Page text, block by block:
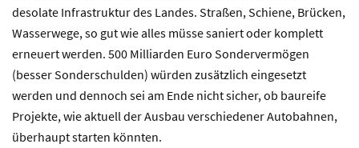
desolate Infrastruktur des Landes. Straßen, Schiene, Brücken,
Wasserwege, so gut wie alles müsse saniert oder komplett
erneuert werden. 500 Milliarden Euro Sondervermögen
(besser Sonderschulden) würden zusätzlich eingesetzt
werden und dennoch sei am Ende nicht sicher, ob baureife
Projekte, wie aktuell der Ausbau verschiedener Autobahnen,
überhaupt starten könnten.